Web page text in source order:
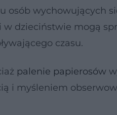
u osób wychowujących
dzieciństwie mogą
czasu.
palenie papierosów
i myśleniem